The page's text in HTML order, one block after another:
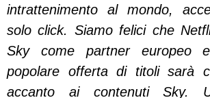
intrattenimento al mondo,
solo click. Siamo felici che
Sky come partner europeo
popolare offerta di titoli sarà
accanto ai contenuti Sky.